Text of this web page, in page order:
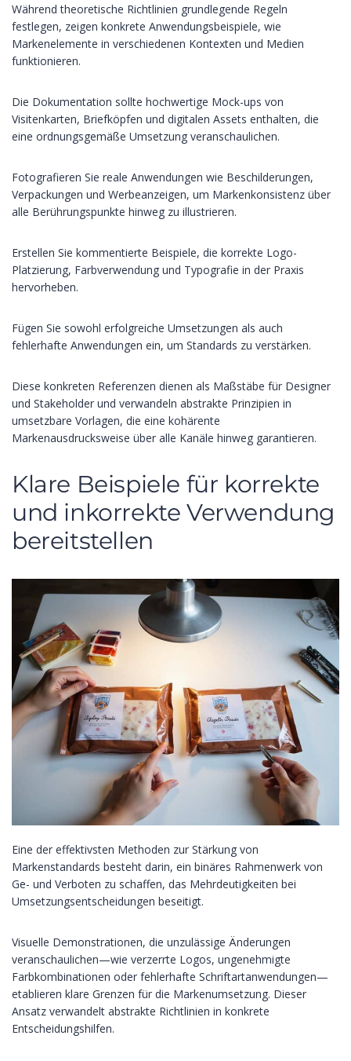
Während theoretische Richtlinien grundlegende Regeln
festlegen, zeigen konkrete Anwendungsbeispiele, wie
Markenelemente in verschiedenen Kontexten und Medien
funktionieren.
Die Dokumentation sollte hochwertige Mock-ups von
Visitenkarten, Briefköpfen und digitalen Assets enthalten, die
eine ordnungsgemäße Umsetzung veranschaulichen.
Fotografieren Sie reale Anwendungen wie Beschilderungen,
Verpackungen und Werbeanzeigen, um Markenkonsistenz über
alle Berührungspunkte hinweg zu illustrieren.
Erstellen Sie kommentierte Beispiele, die korrekte Logo-
Platzierung, Farbverwendung und Typografie in der Praxis
hervorheben.
Fügen Sie sowohl erfolgreiche Umsetzungen als auch
fehlerhafte Anwendungen ein, um Standards zu verstärken.
Diese konkreten Referenzen dienen als Maßstäbe für Designer
und Stakeholder und verwandeln abstrakte Prinzipien in
umsetzbare Vorlagen, die eine kohärente
Markenausdrucksweise über alle Kanäle hinweg garantieren.
Klare Beispiele für korrekte
und inkorrekte Verwendung
bereitstellen
Eine der effektivsten Methoden zur Stärkung von
Markenstandards besteht darin, ein binäres Rahmenwerk von
Ge- und Verboten zu schaffen, das Mehrdeutigkeiten bei
Umsetzungsentscheidungen beseitigt.
Visuelle Demonstrationen, die unzulässige Änderungen
veranschaulichen—wie verzerrte Logos, ungenehmigte
Farbkombinationen oder fehlerhafte Schriftartanwendungen—
etablieren klare Grenzen für die Markenumsetzung. Dieser
Ansatz verwandelt abstrakte Richtlinien in konkrete
Entscheidungshilfen.